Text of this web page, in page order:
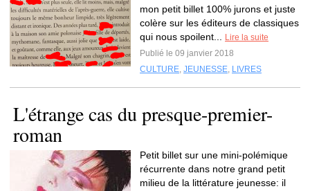
mon petit billet 100% jurons et juste
colère sur les éditeurs de classiques
qui nous spoilent...
Lire la suite
Publié le 09 janvier 2018
CULTURE, JEUNESSE, LIVRES
L'étrange cas du presque-premier-
roman
Petit billet sur une mini-polémique
récurrente dans notre grand petit
milieu de la littérature jeunesse: il